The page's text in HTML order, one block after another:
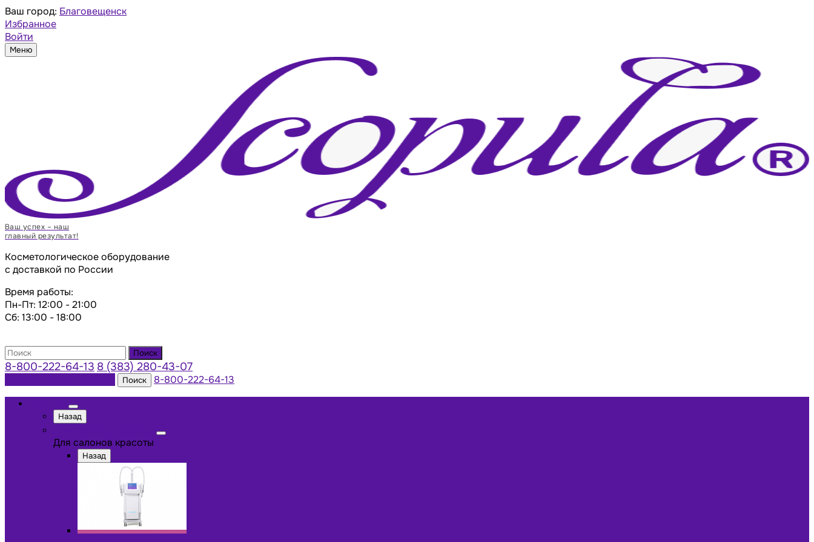
Ваш город: Благовещенск
Избранное
Войти
Меню
Ваш успех – наш
главный результат!
Косметологическое оборудование
с доставкой по России
Время работы:
Пн-Пт: 12:00 - 21:00
Сб: 13:00 - 18:00
Поиск
8-800-222-64-13 8 (383) 280-43-07
Поиск
8-800-222-64-13
Назад
Для салонов красоты
Назад